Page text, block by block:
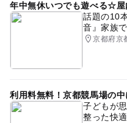
年中無休いつでも遊べる☆屋
話題の10
音』家族
京都府京
利用料無料！京都競馬場の
子どもが
整った快